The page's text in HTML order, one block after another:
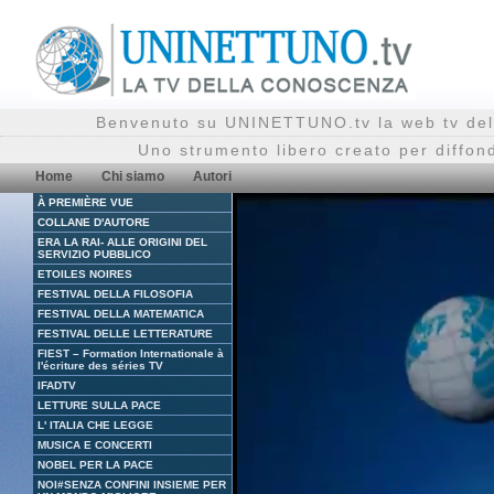
Benvenuto su UNINETTUNO.tv la web tv
Uno strumento libero creato per
Home Chi siamo Autori
À PREMIÈRE VUE
COLLANE D'AUTORE
ERA LA RAI- ALLE ORIGINI DEL
SERVIZIO PUBBLICO
ETOILES NOIRES
FESTIVAL DELLA FILOSOFIA
FESTIVAL DELLA MATEMATICA
FESTIVAL DELLE LETTERATURE
FIEST – Formation Internationale à
l'écriture des séries TV
IFADTV
LETTURE SULLA PACE
L' ITALIA CHE LEGGE
MUSICA E CONCERTI
NOBEL PER LA PACE
NOI#SENZA CONFINI INSIEME PER